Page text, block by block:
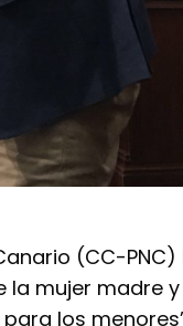
(CC-PNC)
la mujer madre
los